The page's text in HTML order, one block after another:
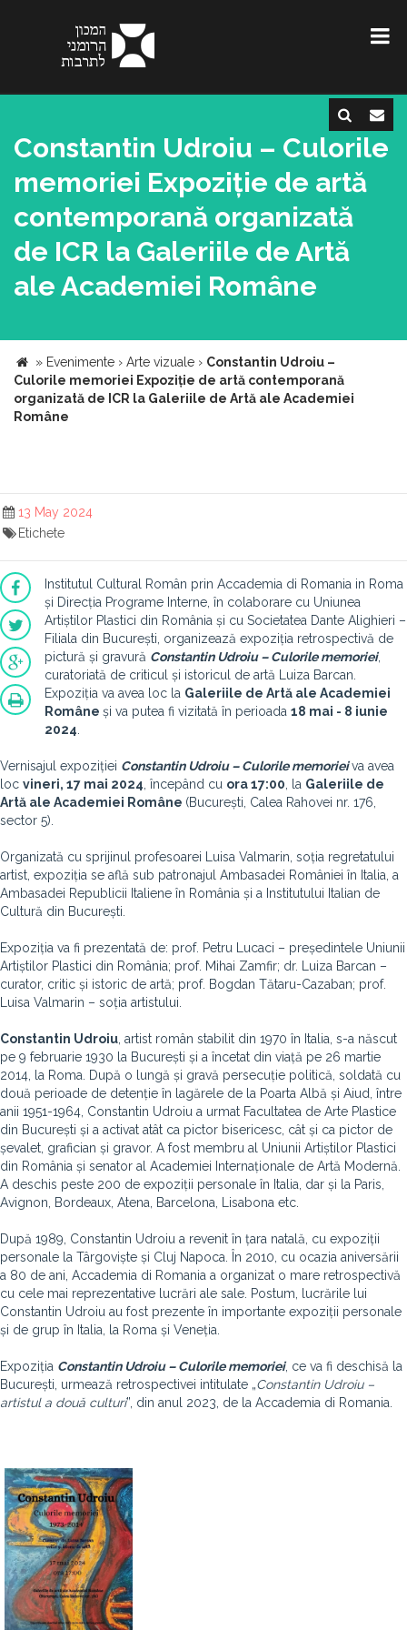
Constantin Udroiu – Culorile
memoriei Expoziție de artă
contemporană organizată
de ICR la Galeriile de Artă
ale Academiei Române
» Evenimente › Arte vizuale › Constantin Udroiu –
Culorile memoriei Expoziție de artă contemporană
organizată de ICR la Galeriile de Artă ale Academiei
Române
13 May 2024
Etichete
Institutul Cultural Român prin Accademia di Romania in Roma
și Direcția Programe Interne, în colaborare cu Uniunea
Artiștilor Plastici din România și cu Societatea Dante Alighieri –
Filiala din București, organizează expoziția retrospectivă de
pictură și gravură Constantin Udroiu – Culorile memoriei,
curatoriată de criticul și istoricul de artă Luiza Barcan.
Expoziția va avea loc la Galeriile de Artă ale Academiei
Române și va putea fi vizitată în perioada 18 mai - 8 iunie
2024
Vernisajul expoziției Constantin Udroiu – Culorile memorieiva avea
loc vineri, 17 mai 2024 , începând cu ora 17:00 , la Galeriile de
Artă ale Academiei Române (București, Calea Rahovei nr. 176,
sector 5).
Organizată cu sprijinul profesoarei Luisa Valmarin, soția regretatului
artist, expoziția se află sub patronajul Ambasadei României în Italia, a
Ambasadei Republicii Italiene în România și a Institutului Italian de
Cultură din București.
Expoziția va fi prezentată de: prof. Petru Lucaci – președintele Uniunii
Artiștilor Plastici din România; prof. Mihai Zamfir; dr. Luiza Barcan –
curator, critic și istoric de artă; prof. Bogdan Tătaru-Cazaban; prof.
Luisa Valmarin – soția artistului.
Constantin Udroiu , artist român stabilit din 1970 în Italia, s-a născut
pe 9 februarie 1930 la București și a încetat din viață pe 26 martie
2014, la Roma. După o lungă și gravă persecuție politică, soldată cu
două perioade de detenție în lagărele de la Poarta Albă și Aiud, între
anii 1951-1964, Constantin Udroiu a urmat Facultatea de Arte Plastice
din București și a activat atât ca pictor bisericesc, cât și ca pictor de
șevalet, grafician și gravor. A fost membru al Uniunii Artiștilor Plastici
din România și senator al Academiei Internaționale de Artă Modernă.
A deschis peste 200 de expoziții personale în Italia, dar și la Paris,
Avignon, Bordeaux, Atena, Barcelona, Lisabona etc.
După 1989, Constantin Udroiu a revenit în țara natală, cu expoziții
personale la Târgoviște și Cluj Napoca. În 2010, cu ocazia aniversării
a 80 de ani, Accademia di Romania a organizat o mare retrospectivă
cu cele mai reprezentative lucrări ale sale. Postum, lucrările lui
Constantin Udroiu au fost prezente în importante expoziții personale
și de grup în Italia, la Roma și Veneția.
Expoziția Constantin Udroiu – Culorile memoriei, ce va fi deschisă la
București, urmează retrospectivei intitulate „Constantin Udroiu –
artistul a două culturi”, din anul 2023, de la Accademia di Romania.